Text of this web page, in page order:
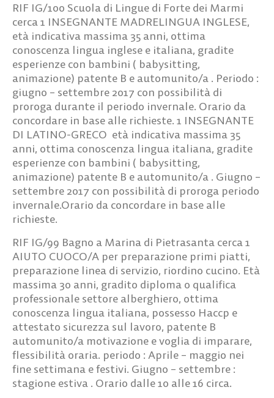
RIF IG/100 Scuola di Lingue di Forte dei Marmi
cerca 1 INSEGNANTE MADRELINGUA INGLESE,
età indicativa massima 35 anni, ottima
conoscenza lingua inglese e italiana, gradite
esperienze con bambini ( babysitting,
animazione) patente B e automunito/a . Periodo :
giugno – settembre 2017 con possibilità di
proroga durante il periodo invernale. Orario da
concordare in base alle richieste. 1 INSEGNANTE
DI LATINO-GRECO età indicativa massima 35
anni, ottima conoscenza lingua italiana, gradite
esperienze con bambini ( babysitting,
animazione) patente B e automunito/a . Giugno –
settembre 2017 con possibilità di proroga periodo
invernale.Orario da concordare in base alle
richieste.
RIF IG/99 Bagno a Marina di Pietrasanta cerca1
AIUTO CUOCO/A per preparazione primi piatti,
preparazione linea di servizio, riordino cucino. Età
massima 30 anni, gradito diploma o qualifica
professionale settore alberghiero, ottima
conoscenza lingua italiana, possesso Haccp e
attestato sicurezza sul lavoro, patente B
automunito/a motivazione e voglia di imparare,
flessibilità oraria. periodo : Aprile – maggio nei
fine settimana e festivi. Giugno – settembre :
stagione estiva . Orario dalle 10 alle 16 circa.